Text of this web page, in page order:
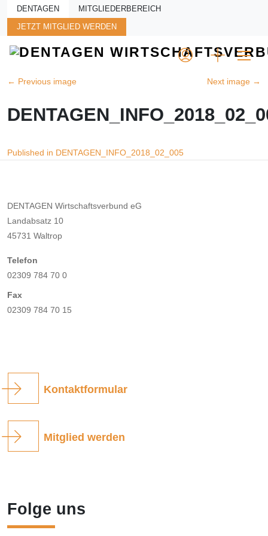
Skip to main content
DENTAGEN MITGLIEDERBEREICH
JETZT MITGLIED WERDEN
← Previous image Next image →
Beitragsnavigation
Published in DENTAGEN_INFO_2018_02_005
DENTAGEN Wirtschaftsverbund eG
Landabsatz 10
45731 Waltrop
Telefon
02309 784 70 0
Fax
02309 784 70 15
Kontaktformular
Mitglied werden
Folge uns